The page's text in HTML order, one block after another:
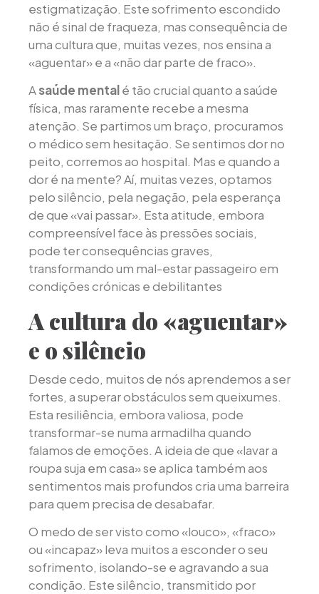
estigmatização. Este sofrimento escondido
não é sinal de fraqueza, mas consequência de
uma cultura que, muitas vezes, nos ensina a
«aguentar» e a «não dar parte de fraco».
Asaúde mentalé tão crucial quanto a saúde
física, mas raramente recebe a mesma
atenção. Se partimos um braço, procuramos
o médico sem hesitação. Se sentimos dor no
peito, corremos ao hospital. Mas e quando a
dor é na mente? Aí, muitas vezes, optamos
pelo silêncio, pela negação, pela esperança
de que «vai passar». Esta atitude, embora
compreensível face às pressões sociais,
pode ter consequências graves,
transformando um mal-estar passageiro em
condições crónicas e debilitantes
A cultura do «aguentar»
e o silêncio
Desde cedo, muitos de nós aprendemos a ser
fortes, a superar obstáculos sem queixumes.
Esta resiliência, embora valiosa, pode
transformar-se numa armadilha quando
falamos de emoções. A ideia de que «lavar a
roupa suja em casa» se aplica também aos
sentimentos mais profundos cria uma barreira
para quem precisa de desabafar.
O medo de ser visto como «louco», «fraco»
ou «incapaz» leva muitos a esconder o seu
sofrimento, isolando-se e agravando a sua
condição. Este silêncio, transmitido por